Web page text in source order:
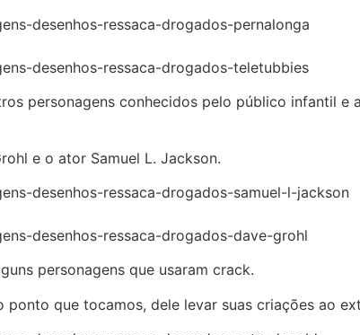
personagens conhecidos pelo público infantil
e o ator Samuel L. Jackson.
personagens que usaram crack.
que tocamos, dele levar suas criações ao